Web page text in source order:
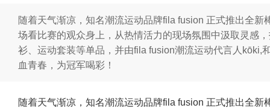
随着天气渐凉，知名潮流运动品牌fila fusion 正式推出全
场看比赛的观众身上，从热情活力的现场氛围中汲取灵感
衫、运动套装等单品，并由fila fusion潮流运动代言人kōki,
血青春，为冠军喝彩！
随着天气渐凉，知名潮流运动品牌fila fusion 正式推出全